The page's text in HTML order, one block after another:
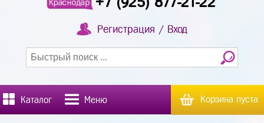
Краснодар
Регистрация / Вход
Каталог Меню Корзина пуста